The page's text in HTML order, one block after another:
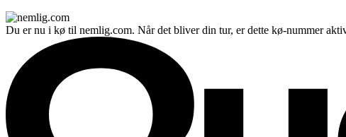
Du er nu i kø til nemlig.com. Når det bliver din tur, er dette kø-nummer